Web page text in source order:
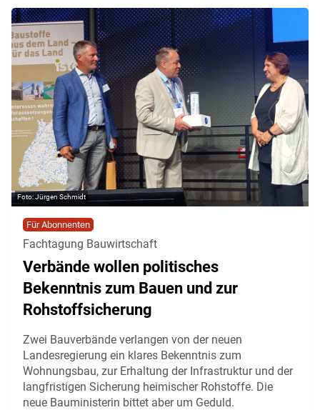
Jürgen Schmidt
Für Abonnenten
Fachtagung Bauwirtschaft
Verbände wollen politisches
Bekenntnis zum Bauen und zur
Rohstoffsicherung
Zwei Bauverbände verlangen von der neuen
Landesregierung ein klares Bekenntnis zum
Wohnungsbau, zur Erhaltung der Infrastruktur und der
langfristigen Sicherung heimischer Rohstoffe. Die
neue Bauministerin bittet aber um Geduld.